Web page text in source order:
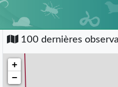
100 dernières
+
−